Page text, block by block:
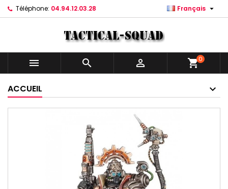
Téléphone: 04.94.12.03.28 Français 
   shopping_cart0
ACCUEIL